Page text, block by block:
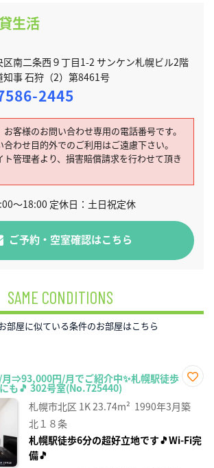
生活
南二条西９丁目1-2 サンケン札幌ビル2階
事 石狩（2）第8461号
2445
客様のお問い合わせ専用の電話番号です。
わせ目的外でのご利用はご遠慮下さい。
管理者より、損害賠償請求を行わせて頂き
～18:00 定休日：土日祝定休
ご予約・空室確認はこちら
SAME CONDITIONS
部屋に似ている条件のお部屋はこちら
⇒93,000円/月でご紹介中✨札幌駅徒歩
も🎵 302号室(No.725440)
に入
り登
札幌市北区 1K23.74m² 1990年3月築
北１８条
札幌駅徒歩6分の超好立地です🎵Wi-Fi完
備🎵